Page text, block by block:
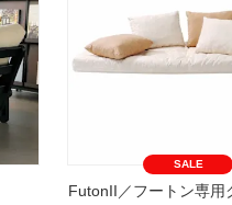
SALE
FutonII／フートン専用